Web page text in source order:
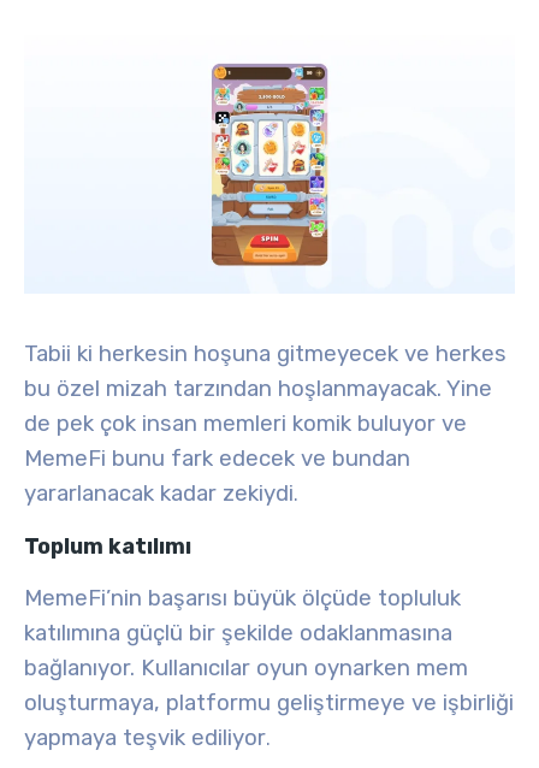
Tabii ki herkesin hoşuna gitmeyecek ve herkes
bu özel mizah tarzından hoşlanmayacak. Yine
de pek çok insan memleri komik buluyor ve
MemeFi bunu fark edecek ve bundan
yararlanacak kadar zekiydi.
Toplum katılımı
MemeFi’nin başarısı büyük ölçüde topluluk
katılımına güçlü bir şekilde odaklanmasına
bağlanıyor. Kullanıcılar oyun oynarken mem
oluşturmaya, platformu geliştirmeye ve işbirliği
yapmaya teşvik ediliyor.